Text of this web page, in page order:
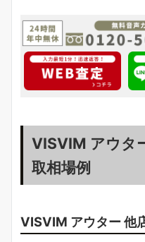
VISVIM アウタ
取相場例
VISVIM アウター 他